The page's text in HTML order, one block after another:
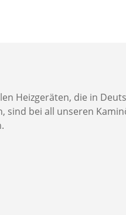
Heizgeräten, die in
bei all unseren